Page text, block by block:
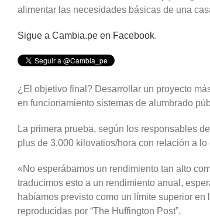
alimentar las necesidades básicas de una
Sigue a Cambia.pe en Facebook.
¿El objetivo final? Desarrollar un proyecto
en funcionamiento sistemas de alumbrado
La primera prueba, según los responsables
plus de 3.000 kilovatios/hora con relación a
«No esperábamos un rendimiento tan alto
traducimos esto a un rendimiento anual,
habíamos previsto como un límite superior
reproducidas por “The Huffington Post”.